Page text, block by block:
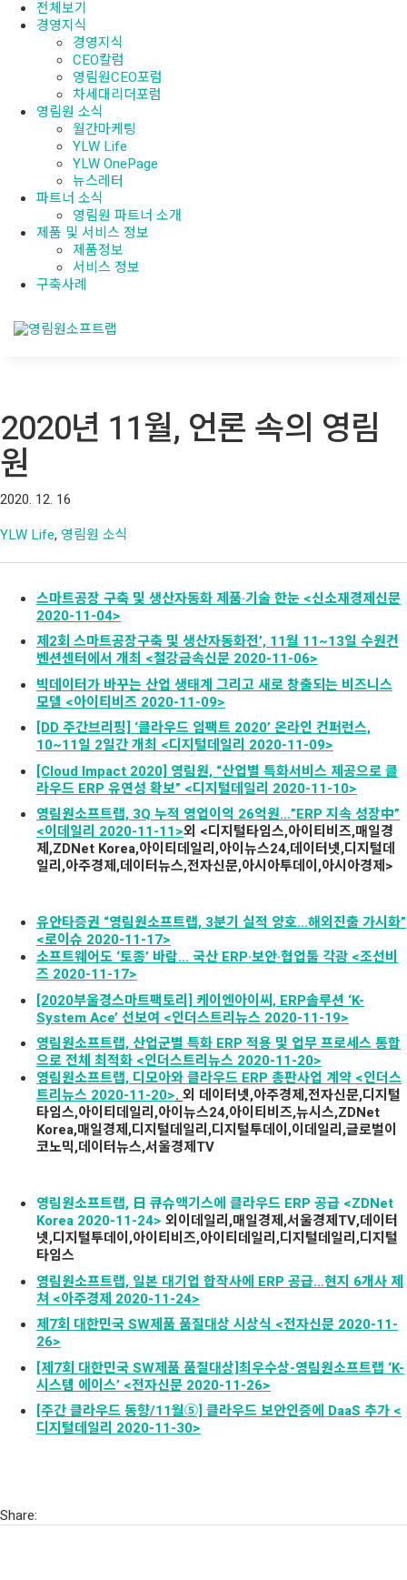
전체보기
경영지식
경영지식
CEO칼럼
영림원CEO포럼
차세대리더포럼
영림원 소식
월간마케팅
YLW Life
YLW OnePage
뉴스레터
파트너 소식
영림원 파트너 소개
제품 및 서비스 정보
제품정보
서비스 정보
구축사례
2020년 11월, 언론 속의 영림
원
2020. 12. 16
YLW Life, 영림원 소식
스마트공장 구축 및 생산자동화 제품·기술 한눈 <신소재경제신문
2020-11-04>
제2회 스마트공장구축 및 생산자동화전’, 11월 11~13일 수원컨
벤션센터에서 개최 <철강금속신문 2020-11-06>
빅데이터가 바꾸는 산업 생태계 그리고 새로 창출되는 비즈니스
모델 <아이티비즈 2020-11-09>
[DD 주간브리핑] ‘클라우드 임팩트 2020’ 온라인 컨퍼런스,
10~11일 2일간 개최 <디지털데일리 2020-11-09>
[Cloud Impact 2020] 영림원, “산업별 특화서비스 제공으로 클
라우드 ERP 유연성 확보” <디지털데일리 2020-11-10>
영림원소프트랩, 3Q 누적 영업이익 26억원…”ERP 지속 성장中”
<이데일리 2020-11-11>외 <디지털타임스,아이티비즈,매일경
제,ZDNet Korea,아이티데일리,아이뉴스24,데이터넷,디지털데
일리,아주경제,데이터뉴스,전자신문,아시아투데이,아시아경제>
유안타증권 “영림원소프트랩, 3분기 실적 양호…해외진출 가시화”
<로이슈 2020-11-17>
소프트웨어도 ‘토종’ 바람… 국산 ERP·보안·협업툴 각광 <조선비
즈 2020-11-17>
[2020부울경스마트팩토리] 케이엔아이씨, ERP솔루션 ‘K-
System Ace’ 선보여 <인더스트리뉴스 2020-11-19>
영림원소프트랩, 산업군별 특화 ERP 적용 및 업무 프로세스 통합
으로 전체 최적화 <인더스트리뉴스 2020-11-20>
영림원소프트랩, 디모아와 클라우드 ERP 총판사업 계약 <인더스
트리뉴스 2020-11-20>. 외 데이터넷,아주경제,전자신문,디지털
타임스,아이티데일리,아이뉴스24,아이티비즈,뉴시스,ZDNet
Korea,매일경제,디지털데일리,디지털투데이,이데일리,글로벌이
코노믹,데이터뉴스,서울경제TV
영림원소프트랩, 日 큐슈액기스에 클라우드 ERP 공급 <ZDNet
Korea 2020-11-24> 외이데일리,매일경제,서울경제TV,데이터
넷,디지털투데이,아이티비즈,아이티데일리,디지털데일리,디지털
타임스
영림원소프트랩, 일본 대기업 합작사에 ERP 공급…현지 6개사 제
쳐 <아주경제 2020-11-24>
제7회 대한민국 SW제품 품질대상 시상식 <전자신문 2020-11-
26>
[제7회 대한민국 SW제품 품질대상]최우수상-영림원소프트랩 ‘K-
시스템 에이스’ <전자신문 2020-11-26>
[주간 클라우드 동향/11월⑤] 클라우드 보안인증에 DaaS 추가 <
디지털데일리 2020-11-30>
Share: